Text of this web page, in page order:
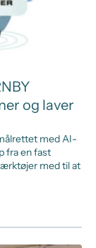
og laver
med AI-
fra en fast
med til at